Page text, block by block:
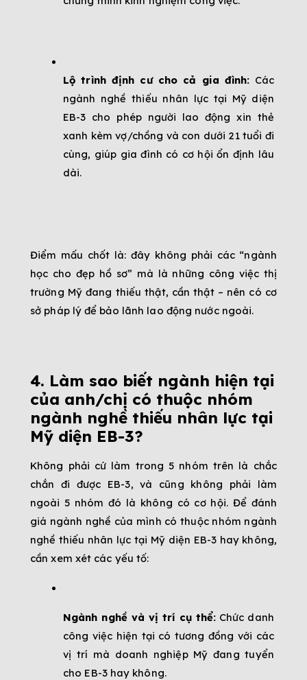
Lộ trình định cư cho cả gia đình: Các
ngành nghề thiếu nhân lực tại Mỹ diện
EB-3 cho phép người lao động xin thẻ
xanh kèm vợ/chồng và con dưới 21 tuổi đi
cùng, giúp gia đình có cơ hội ổn định lâu
dài.
Điểm mấu chốt là: đây không phải các “ngành
học cho đẹp hồ sơ” mà là những công việc thị
trường Mỹ đang thiếu thật, cần thật – nên có cơ
sở pháp lý để bảo lãnh lao động nước ngoài.
4. Làm sao biết ngành hiện tại
của anh/chị có thuộc nhóm
ngành nghề thiếu nhân lực tại
Mỹ diện EB-3?
Không phải cứ làm trong 5 nhóm trên là chắc
chắn đi được EB-3, và cũng không phải làm
ngoài 5 nhóm đó là không có cơ hội. Để đánh
giá ngành nghề của mình có thuộc nhóm ngành
nghề thiếu nhân lực tại Mỹ diện EB-3 hay không,
cần xem xét các yếu tố:
Ngành nghề và vị trí cụ thể: Chức danh
công việc hiện tại có tương đồng với các
vị trí mà doanh nghiệp Mỹ đang tuyển
cho EB-3 hay không.